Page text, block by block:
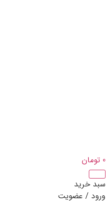
0 تومان
سبد خرید
ورود / عضویت